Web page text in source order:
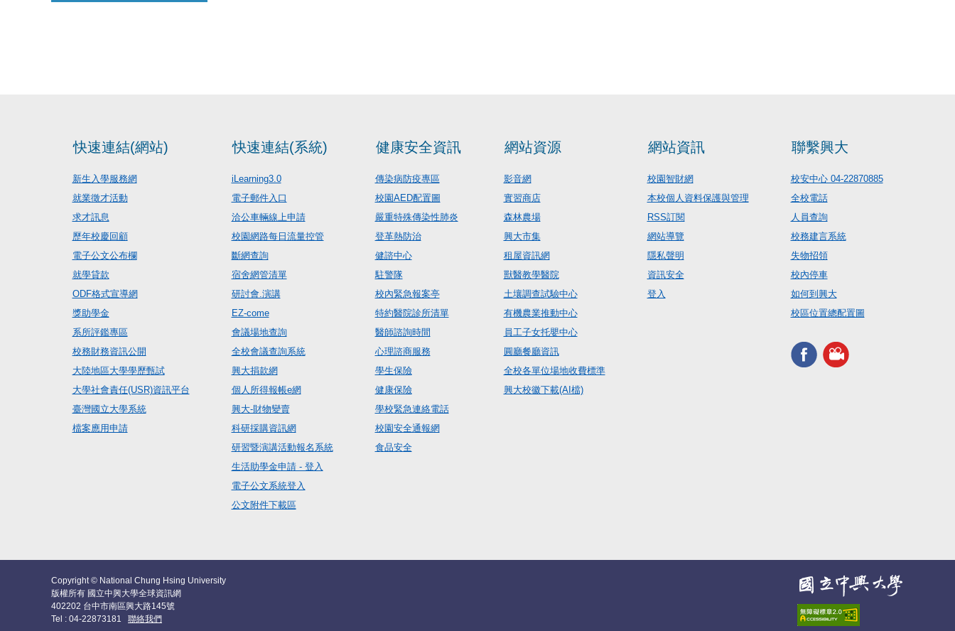
快速連結(網站)
新生入學服務網
就業徵才活動
求才訊息
歷年校慶回顧
電子公文公布欄
就學貸款
ODF格式宣導網
獎助學金
系所評鑑專區
校務財務資訊公開
大陸地區大學學歷甄試
大學社會責任(USR)資訊平台
臺灣國立大學系統
檔案應用申請
快速連結(系統)
iLearning3.0
電子郵件入口
洽公車輛線上申請
校園網路每日流量控管
斷網查詢
宿舍網管清單
研討會.演講
EZ-come
會議場地查詢
全校會議查詢系統
興大捐款網
個人所得報帳e網
興大-財物變賣
科研採購資訊網
研習暨演講活動報名系統
生活助學金申請 - 登入
電子公文系統登入
公文附件下載區
健康安全資訊
傳染病防疫專區
校園AED配置圖
嚴重特殊傳染性肺炎
登革熱防治
健諮中心
駐警隊
校內緊急報案亭
特約醫院診所清單
醫師諮詢時間
心理諮商服務
學生保險
健康保險
學校緊急連絡電話
校園安全通報網
食品安全
網站資源
影音網
實習商店
森林農場
興大市集
租屋資訊網
獸醫教學醫院
土壤調查試驗中心
有機農業推動中心
員工子女托嬰中心
圓廳餐廳資訊
全校各單位場地收費標準
興大校徽下載(AI檔)
網站資訊
校園智財網
本校個人資料保護與管理
RSS訂閱
網站導覽
隱私聲明
資訊安全
登入
聯繫興大
校安中心 04-22870885
全校電話
人員查詢
校務建言系統
失物招領
校內停車
如何到興大
校區位置總配置圖
Copyright © National Chung Hsing University
版權所有 國立中興大學全球資訊網
402202 台中市南區興大路145號
Tel : 04-22873181 聯絡我們